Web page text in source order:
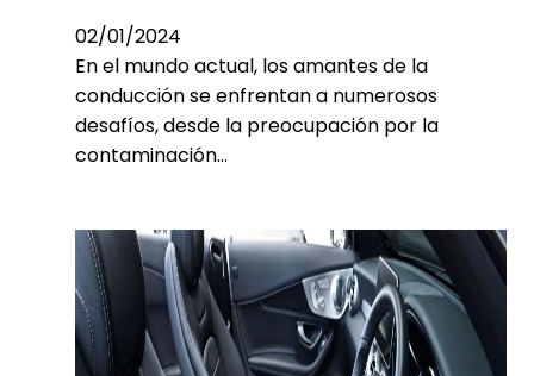
02/01/2024
En el mundo actual, los amantes de la
conducción se enfrentan a numerosos
desafíos, desde la preocupación por la
contaminación…